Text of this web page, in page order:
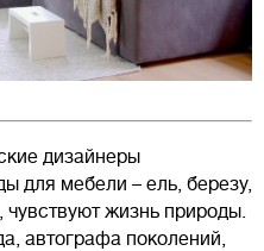
дизайнеры
для мебели – ель, березу,
чувствуют жизнь природы.
автографа поколений,